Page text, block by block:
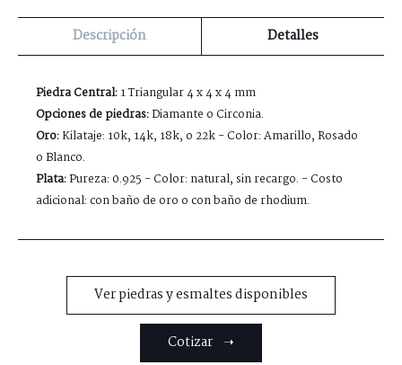
Descripción Detalles
Piedra Central:1 Triangular 4 x 4 x 4 mm
Opciones de piedras:Diamante o Circonia.
Oro:Kilataje: 10k, 14k, 18k, o 22k - Color: Amarillo, Rosado
o Blanco.
Plata:Pureza: 0.925 - Color: natural, sin recargo. - Costo
adicional: con baño de oro o con baño de rhodium.
Ver piedras y esmaltes disponibles
Cotizar ➝